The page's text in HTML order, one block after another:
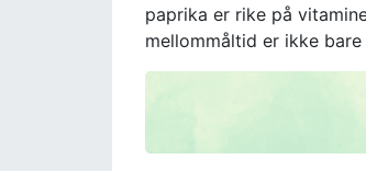
paprika er rike på
mellommåltid er ikke